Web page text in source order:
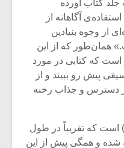
کتاب آورده
آگاهانه از
از وجوه بنیادین
همان‌طور که از این
است که کتابی در مورد
پیش رو ببیند و از
دسترس و جذاب رخنه‌
که تقریباً در طول
تا ۱۳۸۱) نوشته شده و همگی پیش از این